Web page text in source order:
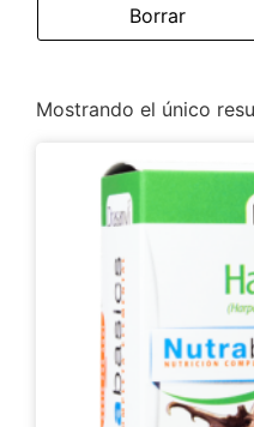
Borrar
Mostrando el único